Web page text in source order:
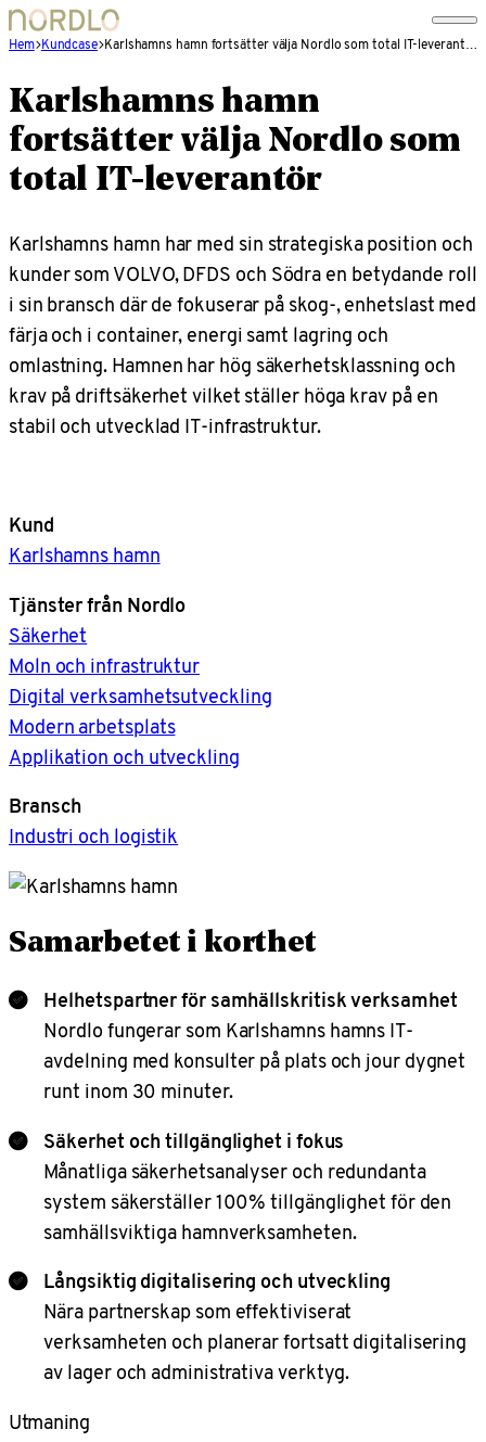
Hem Kundcase Karlshamns hamn fortsätter välja Nordlo som total IT-leverantör
Karlshamns hamn
fortsätter välja Nordlo som
total IT-leverantör
Karlshamns hamn har med sin strategiska position och
kunder som VOLVO, DFDS och Södra en betydande roll
i sin bransch där de fokuserar på skog-, enhetslast med
färja och i container, energi samt lagring och
omlastning. Hamnen har hög säkerhetsklassning och
krav på driftsäkerhet vilket ställer höga krav på en
stabil och utvecklad IT-infrastruktur.
Kund
Karlshamns hamn
Tjänster från Nordlo
Säkerhet
Moln och infrastruktur
Digital verksamhetsutveckling
Modern arbetsplats
Applikation och utveckling
Bransch
Industri och logistik
Samarbetet i korthet
Helhetspartner för samhällskritisk verksamhet
Nordlo fungerar som Karlshamns hamns IT-
avdelning med konsulter på plats och jour dygnet
runt inom 30 minuter.
Säkerhet och tillgänglighet i fokus
Månatliga säkerhetsanalyser och redundanta
system säkerställer 100% tillgänglighet för den
samhällsviktiga hamnverksamheten.
Långsiktig digitalisering och utveckling
Nära partnerskap som effektiviserat
verksamheten och planerar fortsatt digitalisering
av lager och administrativa verktyg.
Utmaning